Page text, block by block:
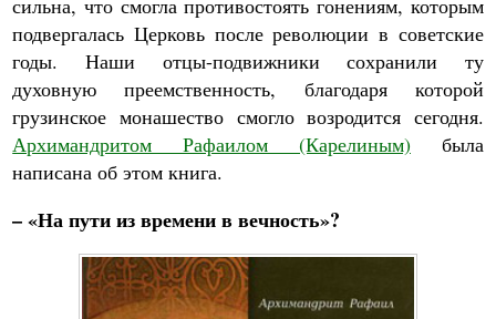
подвергалась Церковь после революции в советские
годы. Наши отцы-подвижники сохранили ту
духовную преемственность, благодаря которой
грузинское монашество смогло возродится сегодня.
Архимандритом Рафаилом (Карелиным)была
написана об этом книга.
– «На пути из времени в вечность»?